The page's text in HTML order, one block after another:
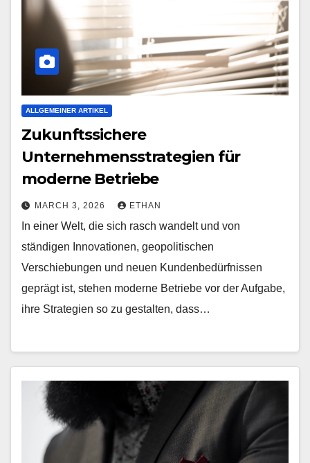
ALLGEMEINER ARTIKEL
Zukunftssichere
Unternehmensstrategien für
moderne Betriebe
MARCH 3, 2026 ETHAN
In einer Welt, die sich rasch wandelt und von
ständigen Innovationen, geopolitischen
Verschiebungen und neuen Kundenbedürfnissen
geprägt ist, stehen moderne Betriebe vor der Aufgabe,
ihre Strategien so zu gestalten, dass…